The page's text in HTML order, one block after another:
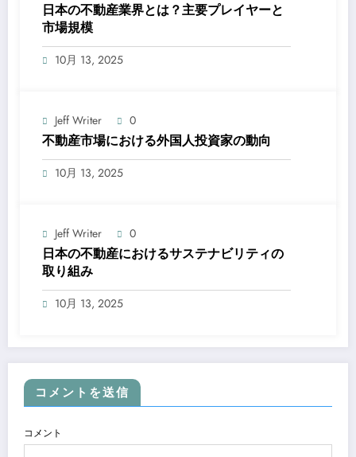
日本の不動産業界とは？主要プレイヤーと
市場規模
10月 13, 2025
Jeff Writer 0
不動産市場における外国人投資家の動向
10月 13, 2025
Jeff Writer 0
日本の不動産におけるサステナビリティの
取り組み
10月 13, 2025
コメントを送信
コメント